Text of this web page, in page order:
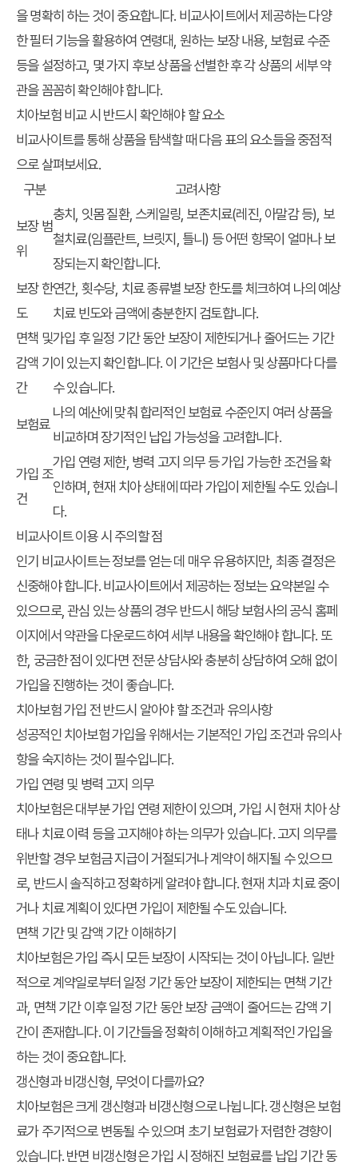
을 명확히 하는 것이 중요합니다. 비교사이트에서 제공하는 다양
한 필터 기능을 활용하여 연령대, 원하는 보장 내용, 보험료 수준
등을 설정하고, 몇 가지 후보 상품을 선별한 후 각 상품의 세부 약
관을 꼼꼼히 확인해야 합니다.
치아보험 비교 시 반드시 확인해야 할 요소
비교사이트를 통해 상품을 탐색할 때 다음 표의 요소들을 중점적
으로 살펴보세요.
구분
고려사항
보장 범
위
충치, 잇몸 질환, 스케일링, 보존치료(레진, 아말감 등), 보
철치료(임플란트, 브릿지, 틀니) 등 어떤 항목이 얼마나 보
장되는지 확인합니다.
보장 한
도
연간, 횟수당, 치료 종류별 보장 한도를 체크하여 나의 예상
치료 빈도와 금액에 충분한지 검토합니다.
면책 및
감액 기
간
가입 후 일정 기간 동안 보장이 제한되거나 줄어드는 기간
이 있는지 확인합니다. 이 기간은 보험사 및 상품마다 다를
수 있습니다.
보험료
나의 예산에 맞춰 합리적인 보험료 수준인지 여러 상품을
비교하며 장기적인 납입 가능성을 고려합니다.
가입 조
건
가입 연령 제한, 병력 고지 의무 등 가입 가능한 조건을 확
인하며, 현재 치아 상태에 따라 가입이 제한될 수도 있습니
다.
비교사이트 이용 시 주의할 점
인기 비교사이트는 정보를 얻는 데 매우 유용하지만, 최종 결정은
신중해야 합니다. 비교사이트에서 제공하는 정보는 요약본일 수
있으므로, 관심 있는 상품의 경우 반드시 해당 보험사의 공식 홈페
이지에서 약관을 다운로드하여 세부 내용을 확인해야 합니다. 또
한, 궁금한 점이 있다면 전문 상담사와 충분히 상담하여 오해 없이
가입을 진행하는 것이 좋습니다.
치아보험 가입 전 반드시 알아야 할 조건과 유의사항
성공적인 치아보험 가입을 위해서는 기본적인 가입 조건과 유의사
항을 숙지하는 것이 필수입니다.
가입 연령 및 병력 고지 의무
치아보험은 대부분 가입 연령 제한이 있으며, 가입 시 현재 치아 상
태나 치료 이력 등을 고지해야 하는 의무가 있습니다. 고지 의무를
위반할 경우 보험금 지급이 거절되거나 계약이 해지될 수 있으므
로, 반드시 솔직하고 정확하게 알려야 합니다. 현재 치과 치료 중이
거나 치료 계획이 있다면 가입이 제한될 수도 있습니다.
면책 기간 및 감액 기간 이해하기
치아보험은 가입 즉시 모든 보장이 시작되는 것이 아닙니다. 일반
적으로 계약일로부터 일정 기간 동안 보장이 제한되는 면책 기간
과, 면책 기간 이후 일정 기간 동안 보장 금액이 줄어드는 감액 기
간이 존재합니다. 이 기간들을 정확히 이해하고 계획적인 가입을
하는 것이 중요합니다.
갱신형과 비갱신형, 무엇이 다를까요?
치아보험은 크게 갱신형과 비갱신형으로 나뉩니다. 갱신형은 보험
료가 주기적으로 변동될 수 있으며 초기 보험료가 저렴한 경향이
있습니다. 반면 비갱신형은 가입 시 정해진 보험료를 납입 기간 동